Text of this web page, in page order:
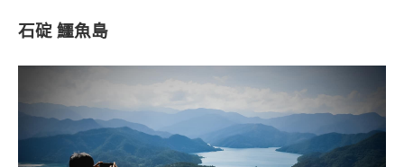
石碇 鱷魚島